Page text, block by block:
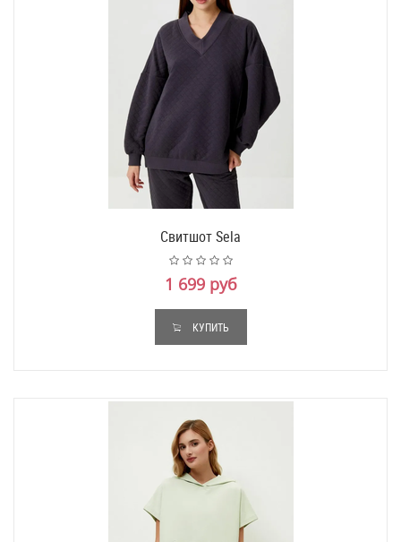
Свитшот Sela
1 699 руб
КУПИТЬ